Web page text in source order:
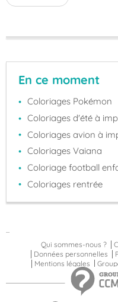
En ce moment
Coloriages Pokémon
Coloriages d'été à
Coloriages avion à
Coloriages Vaiana
Coloriage football
Coloriages rentrée
Qui sommes-nous ?
Données personnelles
Mentions légales